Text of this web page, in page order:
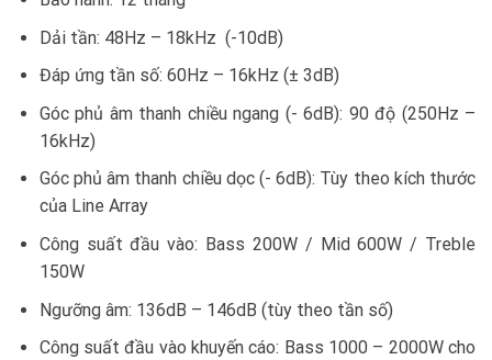
Dải tần: 48Hz – 18kHz (-10dB)
Đáp ứng tần số: 60Hz – 16kHz (± 3dB)
Góc phủ âm thanh chiều ngang (- 6dB): 90 độ (250Hz –
16kHz)
Góc phủ âm thanh chiều dọc (- 6dB): Tùy theo kích thước
của Line Array
Công suất đầu vào: Bass 200W / Mid 600W / Treble
150W
Ngưỡng âm: 136dB – 146dB (tùy theo tần số)
Công suất đầu vào khuyến cáo: Bass 1000 – 2000W cho